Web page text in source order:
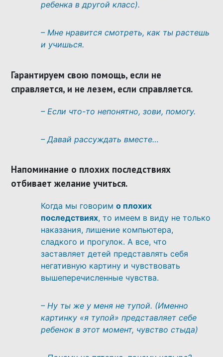
ребенка в другой класс).
– Мне нравится смотреть, как ты растешь
и учишься.
Гарантируем свою помощь, если не
справляется, и не лезем, если справляется.
– Если что-то непонятно, зови, помогу.
– Давай рассуждать вместе…
Напоминание о плохих последствиях
отбивает желание учиться.
Когда мы говоримо плохих
последствиях, то имеем в виду не только
наказания, лишение компьютера,
сладкого и прогулок. А все, что
заставляет детей представлять себя
негативную картину и чувствовать
вышеперечисленные чувства.
– Ну ты же у меня не тупой. (Именно
картинку «я тупой» представляет себе
ребенок в этот момент, чувство стыда)